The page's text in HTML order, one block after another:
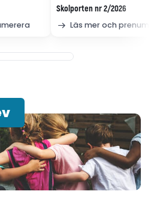
Skolporten nr 2/2026
Läs mer och